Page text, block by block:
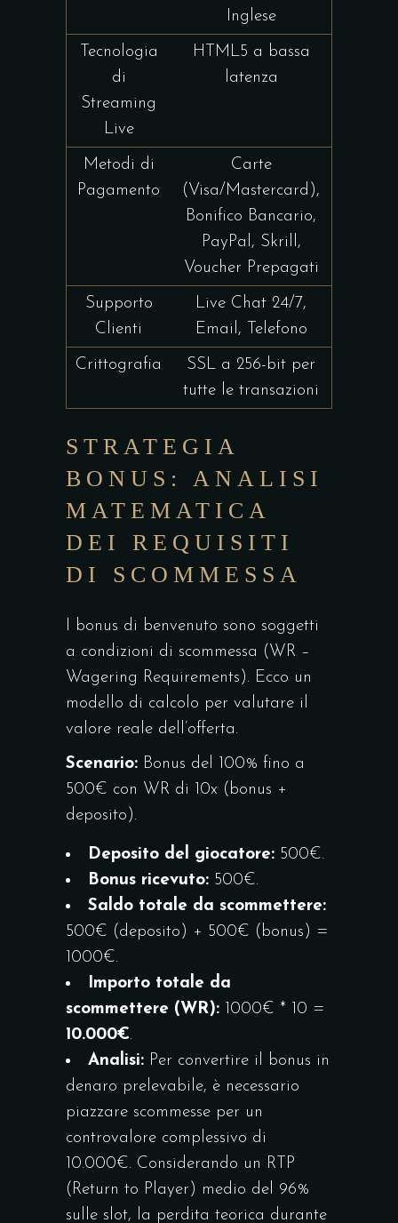
Inglese
Tecnologia
di
Streaming
Live
HTML5 a bassa
latenza
Metodi di
Pagamento
Carte
(Visa/Mastercard),
Bonifico Bancario,
PayPal, Skrill,
Voucher Prepagati
Supporto
Clienti
Live Chat 24/7,
Email, Telefono
Crittografia
SSL a 256-bit per
tutte le transazioni
STRATEGIA
BONUS: ANALISI
MATEMATICA
DEI REQUISITI
DI SCOMMESSA
I bonus di benvenuto sono soggetti
a condizioni di scommessa (WR –
Wagering Requirements). Ecco un
modello di calcolo per valutare il
valore reale dell’offerta.
Scenario: Bonus del 100% fino a
500€ con WR di 10x (bonus +
deposito).
Deposito del giocatore: 500€.
Bonus ricevuto: 500€.
Saldo totale da scommettere:
500€ (deposito) + 500€ (bonus) =
1000€.
Importo totale da
scommettere (WR): 1000€ * 10 =
10.000€.
Analisi: Per convertire il bonus in
denaro prelevabile, è necessario
piazzare scommesse per un
controvalore complessivo di
10.000€. Considerando un RTP
(Return to Player) medio del 96%
sulle slot, la perdita teorica durante